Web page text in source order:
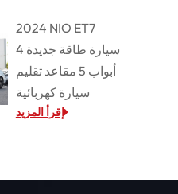
2024 NIO ET7
سيارة طاقة جديدة 4
أبواب 5 مقاعد تقليم
سيارة كهربائية
إقرأ المزيد